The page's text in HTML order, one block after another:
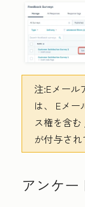
注:Eメール
は、 Eメー
ス権を含む
が付与され
アンケー